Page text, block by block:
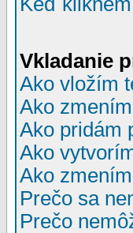
Vkladanie
Ako vložím
Ako
Ako pridám
Ako
Ako
Prečo sa
Prečo